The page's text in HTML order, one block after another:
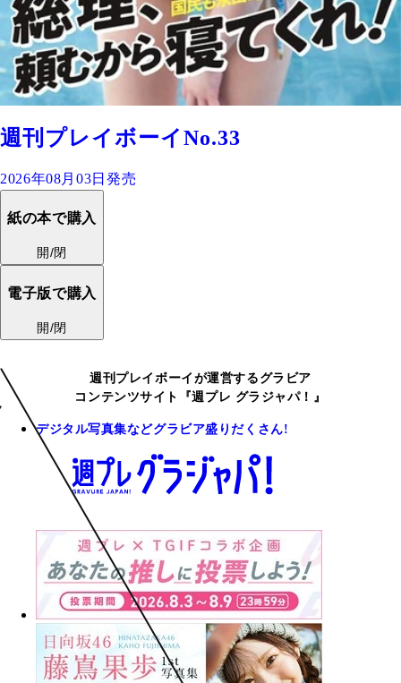
週刊プレイボーイNo.33
2026年08月03日発売
紙の本で購入
開/閉
電子版で購入
開/閉
週刊プレイボーイが運営するグラビア
コンテンツサイト『週プレ グラジャパ！』
デジタル写真集などグラビア盛りだくさん!